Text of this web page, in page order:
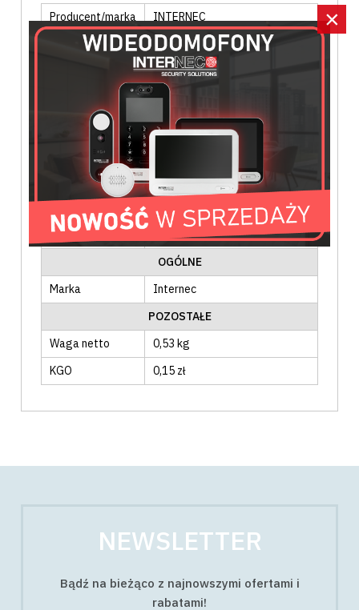
×
Producent/marka
INTERNEC
i8-B320W
PUSZKI I UCHWYTY
Puszka
Metal
Zastosowanie
Wewnątrz, zewnątrz
Sposób montażu
Ścienny, sufitowy
Wymiary
Φ 138 x 54mm
OGÓLNE
Marka
Internec
POZOSTAŁE
Waga netto
0,53 kg
KGO
0,15 zł
NEWSLETTER
Bądź na bieżąco z najnowszymi ofertami i
rabatami!